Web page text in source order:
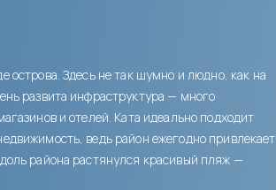
острова. Здесь не так шумно и людно, как на
развита инфраструктура — много
и отелей. Ката идеально подходит
ведь район ежегодно привлекает
района растянулся красивый пляж —